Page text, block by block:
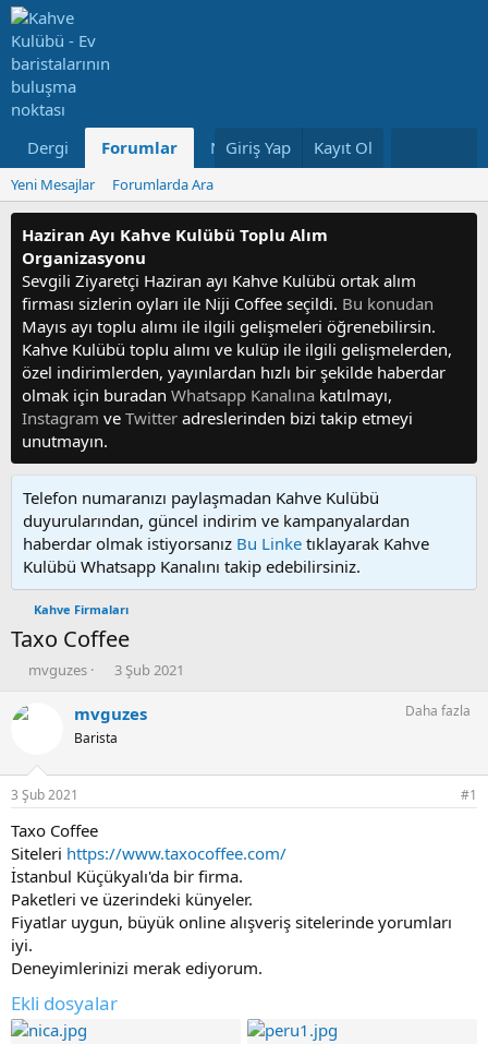
Dergi Forumlar Neler Yeni Kullanıcılar
Giriş Yap Kayıt Ol
Yeni Mesajlar Forumlarda Ara
Haziran Ayı Kahve Kulübü Toplu Alım
Organizasyonu
Sevgili Ziyaretçi Haziran ayı Kahve Kulübü ortak alım
firması sizlerin oyları ile Niji Coffee seçildi. Bu konudan
Mayıs ayı toplu alımı ile ilgili gelişmeleri öğrenebilirsin.
Kahve Kulübü toplu alımı ve kulüp ile ilgili gelişmelerden,
özel indirimlerden, yayınlardan hızlı bir şekilde haberdar
olmak için buradan Whatsapp Kanalına katılmayı,
Instagram ve Twitter adreslerinden bizi takip etmeyi
unutmayın.
Telefon numaranızı paylaşmadan Kahve Kulübü
duyurularından, güncel indirim ve kampanyalardan
haberdar olmak istiyorsanız Bu Linke tıklayarak Kahve
Kulübü Whatsapp Kanalını takip edebilirsiniz.
Kahve Firmaları
Taxo Coffee
K
n
u
b
a
ş
a
t
a
n
mvguzes
B
ş
a
ı
t
a
r
i
h
3 Şub 2021
mvguzes
Barista
Daha fazla
3 Şub 2021 #1
Taxo Coffee
Siteleri https://www.taxocoffee.com/
İstanbul Küçükyalı'da bir firma.
Paketleri ve üzerindeki künyeler.
Fiyatlar uygun, büyük online alışveriş sitelerinde yorumları
iyi.
Deneyimlerinizi merak ediyorum.
Ekli dosyalar